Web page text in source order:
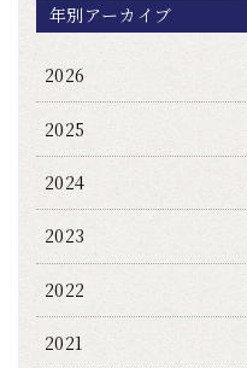
年別アーカイブ
2026
2025
2024
2023
2022
2021